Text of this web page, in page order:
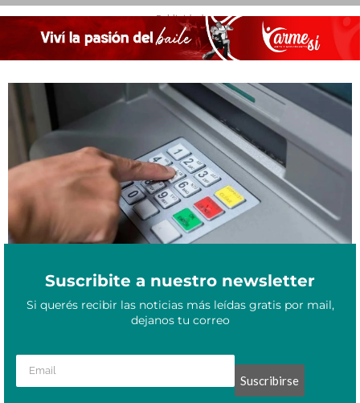
- Publicidad -
Sueldos estatales de Formosa: anunciaron el pago de abril con el
que se completará el aumento del 14%
Suscribite a nuestro newsletter
Si querés recibir las noticias más leídas gratis por mail,
dejanos tu correo
Suscribirse